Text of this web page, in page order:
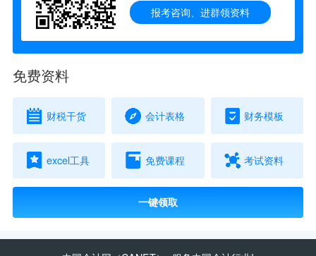
报考咨询、进群领资料
免费资料
财税干货 会计表格 财务模板
excel工具 免费课程 考试资料
一键领取